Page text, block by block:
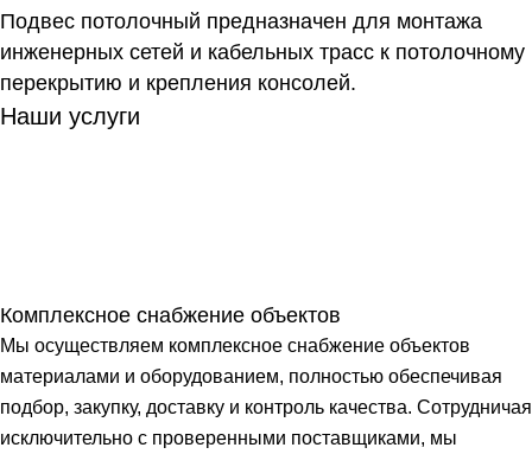
Подвес потолочный предназначен для монтажа
инженерных сетей и кабельных трасс к потолочному
перекрытию и крепления консолей.
Наши услуги
Комплексное снабжение объектов
Мы осуществляем комплексное снабжение объектов
материалами и оборудованием, полностью обеспечивая
подбор, закупку, доставку и контроль качества. Сотрудничая
исключительно с проверенными поставщиками, мы